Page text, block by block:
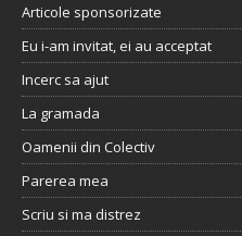
Articole sponsorizate
Eu i-am invitat, ei au acceptat
Incerc sa ajut
La gramada
Oamenii din Colectiv
Parerea mea
Scriu si ma distrez